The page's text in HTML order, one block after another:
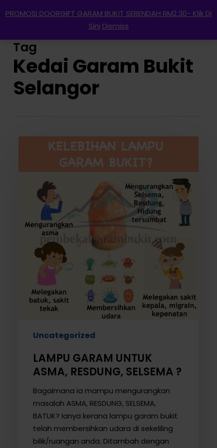
PROMOSI DOORGIFT GARAM BUKIT SERENDAH RM2.30- Klik Di
Sini Dismiss
to
content
Tag
Kedai Garam Bukit
Selangor
RESDUNG,
SELSEMA
Uncategorized
LAMPU GARAM UNTUK
ASMA, RESDUNG, SELSEMA ?
Bagaimana ia mampu mengurangkan
masalah ASMA, RESDUNG, SELSEMA,
BATUK? Ianya kerana lampu garam bukit
telah membersihkan udara di sekeliling
bilik/ruangan anda. Ditambah dengan